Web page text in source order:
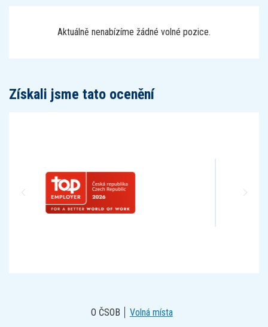
Aktuálně nenabízíme žádné volné pozice.
Získali jsme tato ocenění
O ČSOB Volná místa